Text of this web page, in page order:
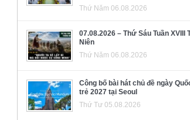
Thứ Năm 06.08.2026
07.08.2026 – Thứ Sáu Tuần XVIII
Niên
Thứ Năm 06.08.2026
Công bố bài hát chủ đề ngày
trẻ 2027 tại Seoul
Thứ Tư 05.08.2026